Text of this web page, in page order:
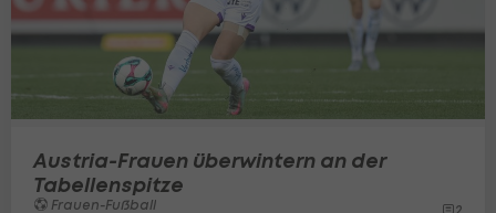
Austria-Frauen überwintern an der
Tabellenspitze
Frauen-Fußball 2